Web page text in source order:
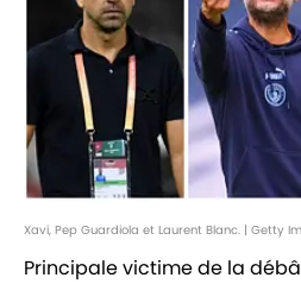
Xavi, Pep Guardiola et Laurent Blanc. | Getty
Principale victime de la